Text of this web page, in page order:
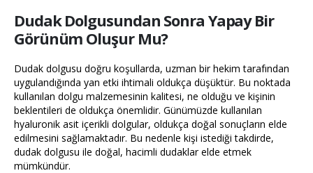
Dudak Dolgusundan Sonra Yapay Bir
Görünüm Oluşur Mu?
Dudak dolgusu doğru koşullarda, uzman bir hekim tarafından
uygulandığında yan etki ihtimali oldukça düşüktür. Bu noktada
kullanılan dolgu malzemesinin kalitesi, ne olduğu ve kişinin
beklentileri de oldukça önemlidir. Günümüzde kullanılan
hyaluronik asit içerikli dolgular, oldukça doğal sonuçların elde
edilmesini sağlamaktadır. Bu nedenle kişi istediği takdirde,
dudak dolgusu ile doğal, hacimli dudaklar elde etmek
mümkündür.